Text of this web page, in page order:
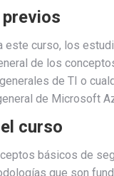
este curso, los
de los
de TI o
de Microsoft
curso
básicos de
que son